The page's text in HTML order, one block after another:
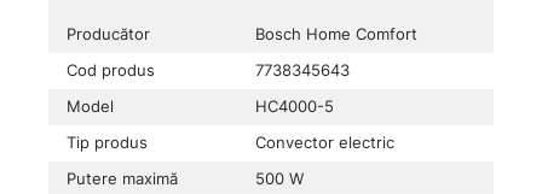
Producător
Bosch Home Comfort
Cod produs
7738345643
Model
HC4000-5
Tip produs
Convector electric
Putere maximă
500 W